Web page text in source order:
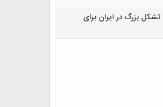
بزرگ در ایران برای